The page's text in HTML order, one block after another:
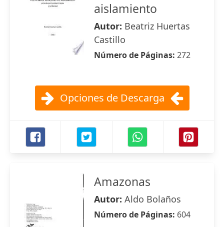
aislamiento
Autor: Beatriz Huertas
Castillo
Número de Páginas: 272
Opciones de Descarga
Amazonas
Autor: Aldo Bolaños
Número de Páginas: 604